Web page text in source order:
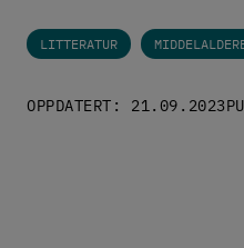
LITTERATUR
OPPDATERT: 21.09.2023